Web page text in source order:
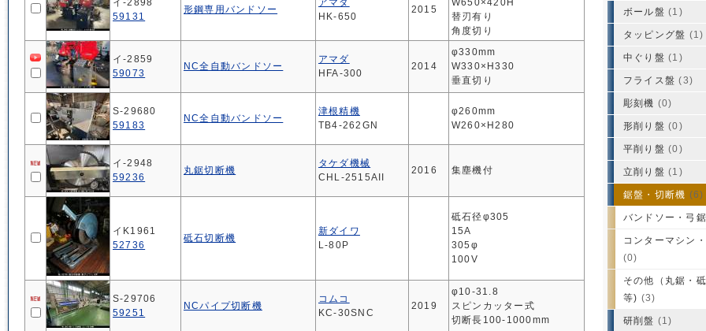
59131
形鋼専用バンドソー
HK-650
2015
替刃有り
角度切り
イ-2859
59073
NC全自動バンドソー
アマダ
HFA-300
2014
φ330mm
W330×H330
垂直切り
S-29680
59183
NC全自動バンドソー
津根精機
TB4-262GN
φ260mm
W260×H280
イ-2948
59236
丸鋸切断機
タケダ機械
CHL-2515AII
2016 集塵機付
イK1961
52736
砥石切断機
新ダイワ
L-80P
砥石径φ305
15A
305φ
100V
S-29706
59251
NCパイプ切断機
コムコ
KC-30SNC
2019
φ10-31.8
スピンカッター式
切断長100-1000mm
ボール盤 (1)
タッピング盤 (1)
中ぐり盤 (1)
フライス盤 (3)
彫刻機 (0)
形削り盤 (0)
平削り盤 (0)
立削り盤 (1)
鋸盤・切断機 (6)
バンドソー・弓
コンターマシン
(0)
その他（丸鋸・
等) (3)
研削盤 (1)